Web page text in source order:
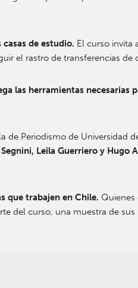
de estudio. El curso invita
el rastro de transferencias de
las herramientas necesarias
de Periodismo de Universidad
Leila Guerriero y Hugo
que trabajen en Chile. Quienes
del curso, una muestra de sus